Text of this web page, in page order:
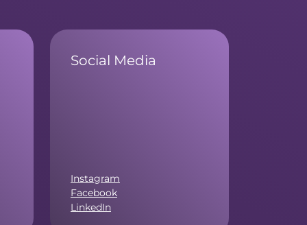
Social Media
Instagram
Facebook
LinkedIn